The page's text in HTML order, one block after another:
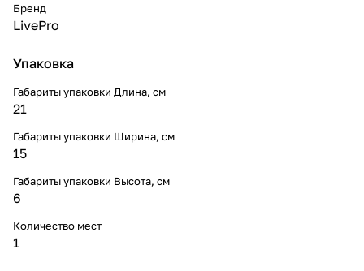
Бренд
LivePro
Упаковка
Габариты упаковки Длина, см
21
Габариты упаковки Ширина, см
15
Габариты упаковки Высота, см
6
Количество мест
1